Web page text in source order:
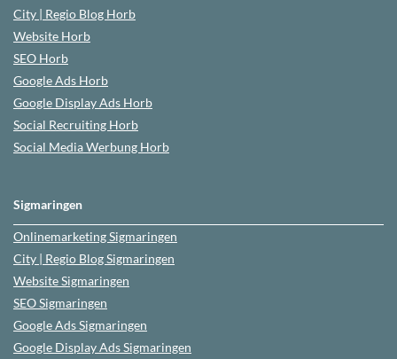
City | Regio Blog Horb
Website Horb
SEO Horb
Google Ads Horb
Google Display Ads Horb
Social Recruiting Horb
Social Media Werbung Horb
Sigmaringen
OnlinemarketingSigmaringen
City | Regio BlogSigmaringen
WebsiteSigmaringen
SEOSigmaringen
Google AdsSigmaringen
Google Display Ads Sigmaringen